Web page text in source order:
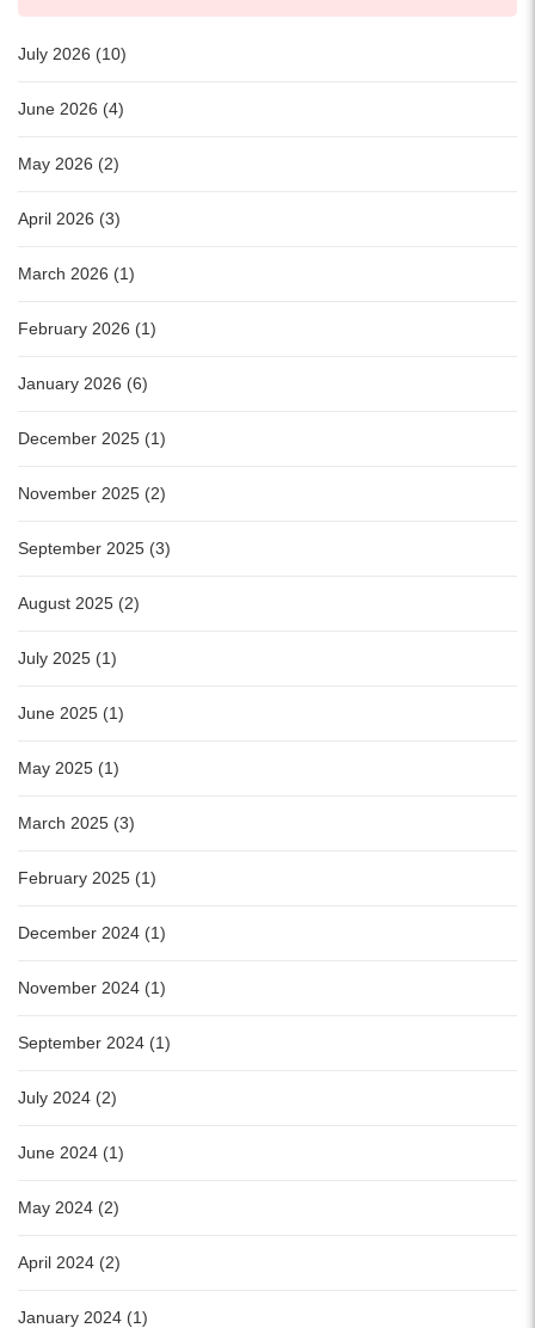
July 2026 (10)
June 2026 (4)
May 2026 (2)
April 2026 (3)
March 2026 (1)
February 2026 (1)
January 2026 (6)
December 2025 (1)
November 2025 (2)
September 2025 (3)
August 2025 (2)
July 2025 (1)
June 2025 (1)
May 2025 (1)
March 2025 (3)
February 2025 (1)
December 2024 (1)
November 2024 (1)
September 2024 (1)
July 2024 (2)
June 2024 (1)
May 2024 (2)
April 2024 (2)
January 2024 (1)